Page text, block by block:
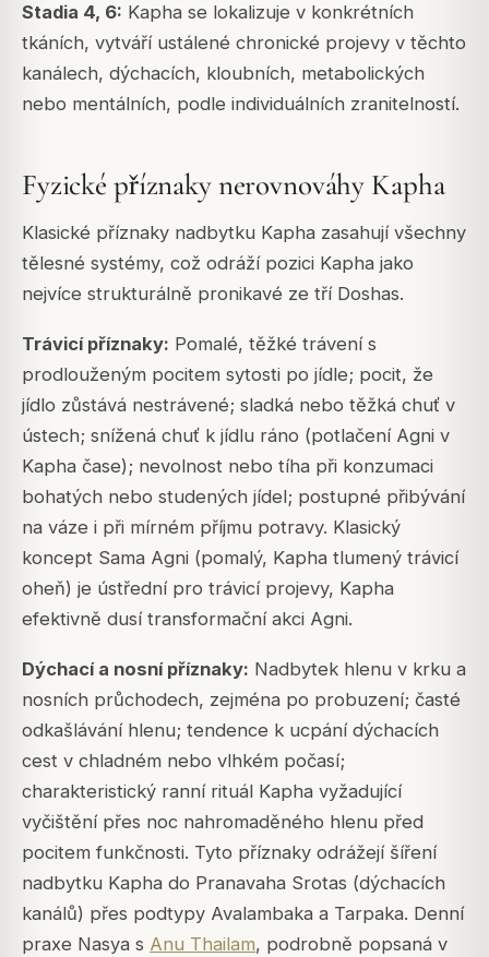
Stadia 4, 6: Kapha se lokalizuje v konkrétních
tkáních, vytváří ustálené chronické projevy v těchto
kanálech, dýchacích, kloubních, metabolických
nebo mentálních, podle individuálních zranitelností.
Fyzické příznaky nerovnováhy Kapha
Klasické příznaky nadbytku Kapha zasahují všechny
tělesné systémy, což odráží pozici Kapha jako
nejvíce strukturálně pronikavé ze tří Doshas.
Trávicí příznaky: Pomalé, těžké trávení s
prodlouženým pocitem sytosti po jídle; pocit, že
jídlo zůstává nestrávené; sladká nebo těžká chuť v
ústech; snížená chuť k jídlu ráno (potlačení Agni v
Kapha čase); nevolnost nebo tíha při konzumaci
bohatých nebo studených jídel; postupné přibývání
na váze i při mírném příjmu potravy. Klasický
koncept Sama Agni (pomalý, Kapha tlumený trávicí
oheň) je ústřední pro trávicí projevy, Kapha
efektivně dusí transformační akci Agni.
Dýchací a nosní příznaky: Nadbytek hlenu v krku a
nosních průchodech, zejména po probuzení; časté
odkašlávání hlenu; tendence k ucpání dýchacích
cest v chladném nebo vlhkém počasí;
charakteristický ranní rituál Kapha vyžadující
vyčištění přes noc nahromaděného hlenu před
pocitem funkčnosti. Tyto příznaky odrážejí šíření
nadbytku Kapha do Pranavaha Srotas (dýchacích
kanálů) přes podtypy Avalambaka a Tarpaka. Denní
praxe Nasya s Anu Thailam, podrobně popsaná v